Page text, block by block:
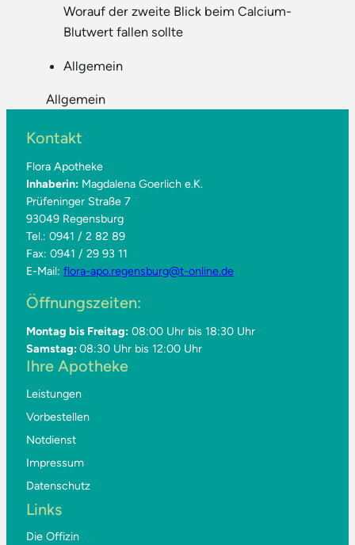
Worauf der zweite Blick beim Calcium-
Blutwert fallen sollte
Allgemein
Allgemein
Kontakt
Flora Apotheke
Inhaberin: Magdalena Goerlich e.K.
Prüfeninger Straße 7
93049 Regensburg
Tel.: 0941 / 2 82 89
Fax: 0941 / 29 93 11
E-Mail:flora-apo.regensburg@t-online.de
Öffnungszeiten:
Montag bis Freitag: 08:00 Uhr bis 18:30 Uhr
Samstag:08:30 Uhr bis 12:00 Uhr
Ihre Apotheke
Leistungen
Vorbestellen
Notdienst
Impressum
Datenschutz
Links
Die Offizin